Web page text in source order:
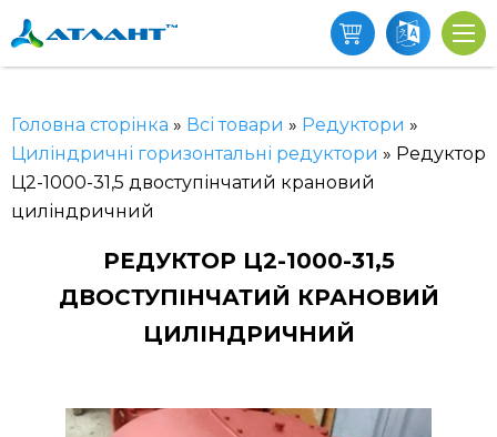
Головна сторінка » Всі товари » Редуктори »
Циліндричні горизонтальні редуктори » Редуктор
Ц2-1000-31,5 двоступінчатий крановий
циліндричний
РЕДУКТОР Ц2-1000-31,5
ДВОСТУПІНЧАТИЙ КРАНОВИЙ
ЦИЛІНДРИЧНИЙ